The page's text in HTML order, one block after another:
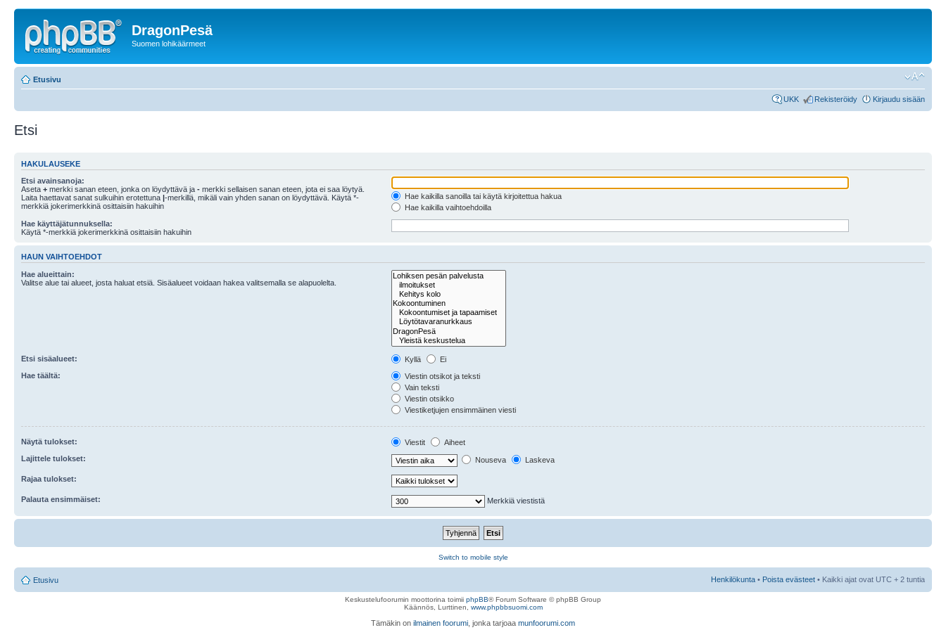
DragonPesä
Suomen lohikäärmeet
Etusivu
UKK Rekisteröidy Kirjaudu sisään
Etsi
HAKULAUSEKE
Etsi avainsanoja:
Aseta + merkki sanan eteen, jonka on löydyttävä ja - merkki sellaisen sanan eteen, jota ei saa löytyä.
Laita haettavat sanat sulkuihin erotettuna |-merkillä, mikäli vain yhden sanan on löydyttävä. Käytä *-
merkkiä jokerimerkkinä osittaisiin hakuihin
Hae kaikilla sanoilla tai käytä kirjoitettua hakua
Hae kaikilla vaihtoehdoilla
Hae käyttäjätunnuksella:
Käytä *-merkkiä jokerimerkkinä osittaisiin hakuihin
HAUN VAIHTOEHDOT
Hae alueittain:
Valitse alue tai alueet, josta haluat etsiä. Sisäalueet voidaan hakea valitsemalla se alapuolelta.
Etsi sisäalueet: Kyllä
Ei
Hae täältä:
Viestin otsikot ja teksti
Vain teksti
Viestin otsikko
Viestiketjujen ensimmäinen viesti
Näytä tulokset: Viestit
Aiheet
Lajittele tulokset:
Nouseva Laskeva
Rajaa tulokset:
Palauta ensimmäiset: Merkkiä viestistä
Switch to mobile style
Etusivu Henkilökunta • Poista evästeet • Kaikki ajat ovat UTC + 2 tuntia
Keskustelufoorumin moottorina toimii phpBB® Forum Software © phpBB Group
Käännös, Lurttinen, www.phpbbsuomi.com
Tämäkin on ilmainen foorumi , jonka tarjoaa munfoorumi.com